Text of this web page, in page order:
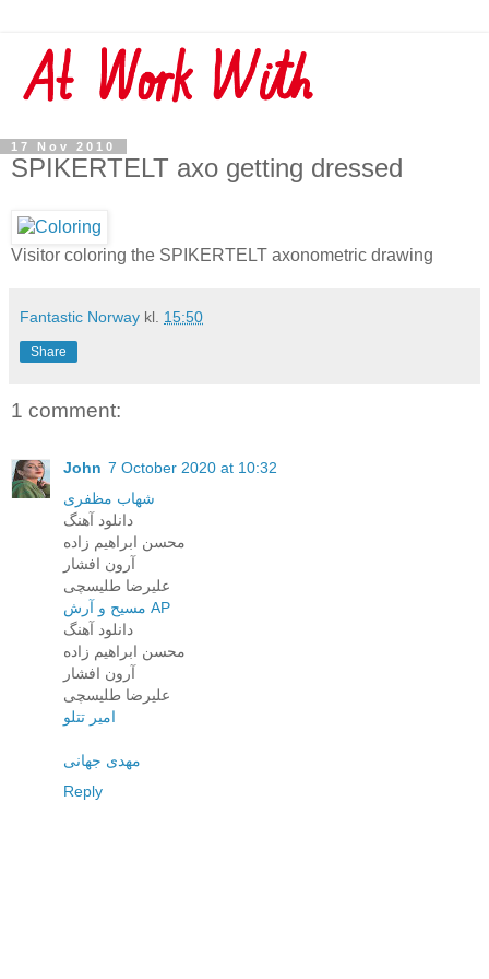
17 Nov 2010
SPIKERTELT axo getting dressed
Visitor coloring the SPIKERTELT axonometric drawing
Fantastic Norway kl. 15:50
Share
1 comment:
John 7 October 2020 at 10:32
شهاب مظفری
دانلود آهنگ
محسن ابراهیم زاده
آرون افشار
علیرضا طلیسچی
مسیح و آرش AP
دانلود آهنگ
محسن ابراهیم زاده
آرون افشار
علیرضا طلیسچی
امیر تتلو
مهدی جهانی
Reply